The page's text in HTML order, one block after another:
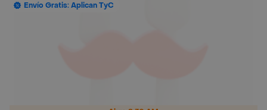
Envío Gratis: Aplican TyC